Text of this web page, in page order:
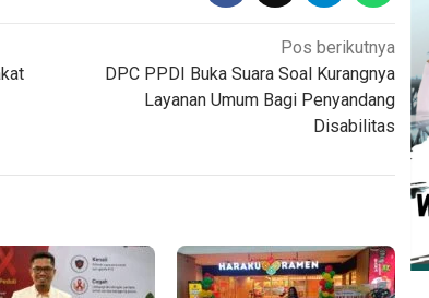
Pos berikutnya
DPC PPDI Buka Suara Soal Kurangnya
Layanan Umum Bagi Penyandang
Disabilitas